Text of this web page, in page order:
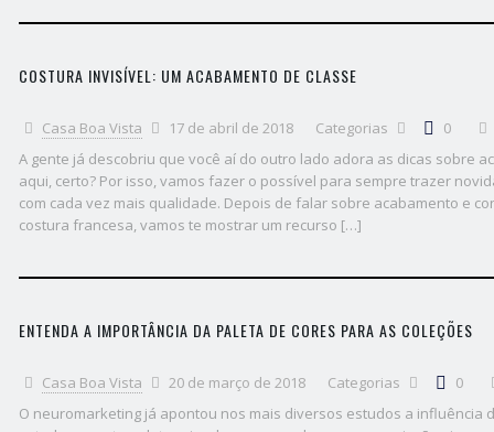
COSTURA INVISÍVEL: UM ACABAMENTO DE CLASSE
Casa Boa Vista 17 de abril de 2018 Categorias
0
A gente já descobriu que você aí do outro lado adora as dicas sobre
aqui, certo? Por isso, vamos fazer o possível para sempre trazer
com cada vez mais qualidade. Depois de falar sobre acabamento e
costura francesa, vamos te mostrar um recurso […]
ENTENDA A IMPORTÂNCIA DA PALETA DE CORES PARA AS COLEÇÕES
Casa Boa Vista 20 de março de 2018 Categorias
0
O neuromarketing já apontou nos mais diversos estudos a influência